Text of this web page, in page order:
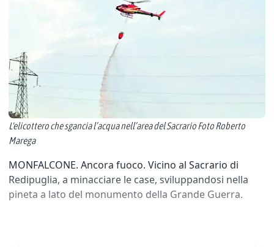
L'elicottero che sgancia l’acqua nell’area del Sacrario Foto Roberto
Marega
MONFALCONE. Ancora fuoco. Vicino al Sacrario di
Redipuglia, a minacciare le case, sviluppandosi nella
pineta a lato del monumento della Grande Guerra.